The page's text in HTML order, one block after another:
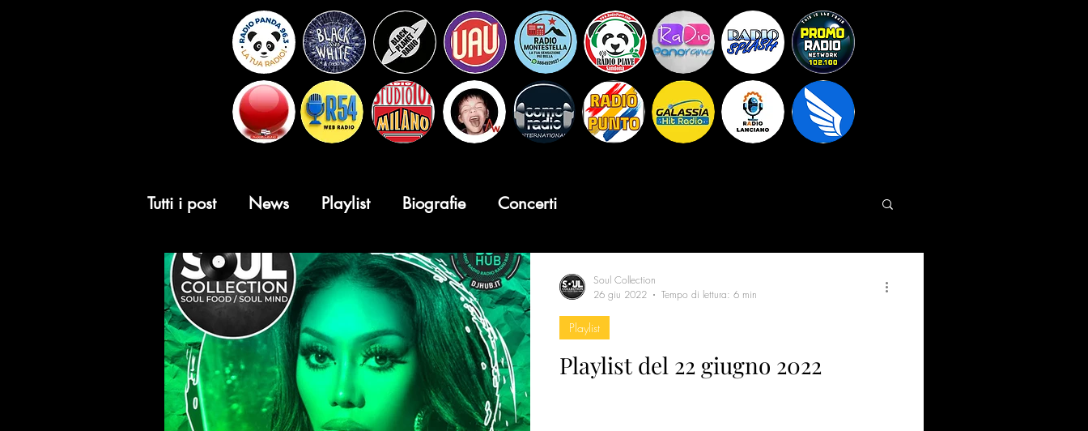
Tutti i post News Playlist Biografie Concerti
Playlist del 22 giugno 2022
Playlist
Soul Collection
26 giu 2022
Tempo di lettura: 6 min